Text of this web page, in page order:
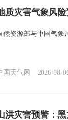
质灾害气象风
然资源部与中国气象
国天气网 2026-08-
洪灾害预警：